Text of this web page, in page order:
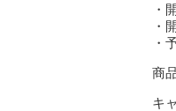
・
・
・
商
キ